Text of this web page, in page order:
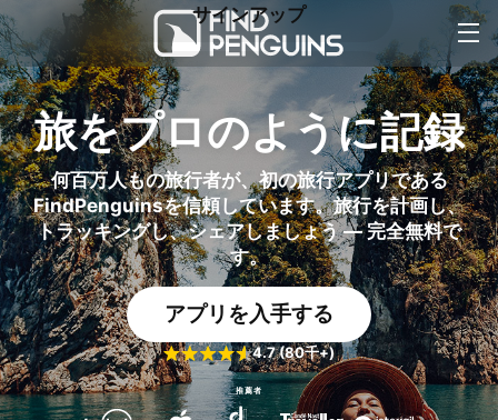
サインアップ
ログイン
旅をプロのように記録
何百万人もの旅行者が、初の旅行アプリである
FindPenguinsを信頼しています。旅行を計画し、
トラッキングし、シェアしましょう — 完全無料で
す。
アプリを入手する
4.7 (80千+)
推薦者